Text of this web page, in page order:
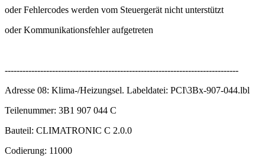
oder Fehlercodes werden vom Steuergerät nicht unterstützt
oder Kommunikationsfehler aufgetreten
-------------------------------------------------------------------------------
Adresse 08: Klima-/Heizungsel. Labeldatei: PCI\3Bx-907-044.lbl
Teilenummer: 3B1 907 044 C
Bauteil: CLIMATRONIC C 2.0.0
Codierung: 11000